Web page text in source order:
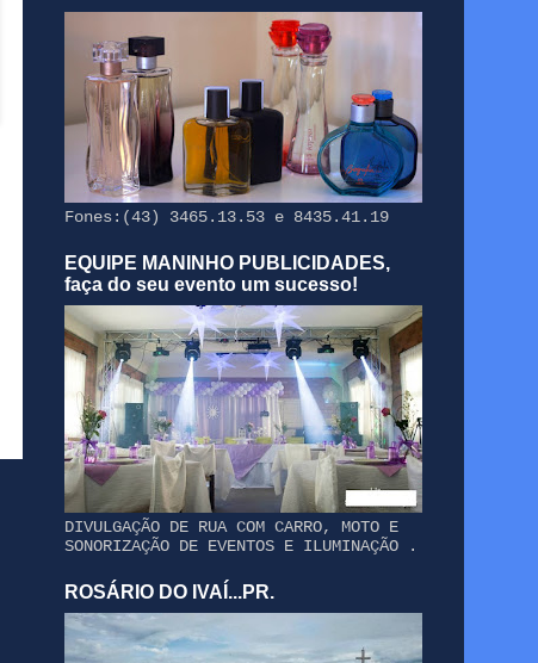
Fones:(43) 3465.13.53 e 8435.41.19
EQUIPE MANINHO PUBLICIDADES,
faça do seu evento um sucesso!
DIVULGAÇÃO DE RUA COM CARRO, MOTO E
SONORIZAÇÃO DE EVENTOS E ILUMINAÇÃO .
ROSÁRIO DO IVAÍ...PR.